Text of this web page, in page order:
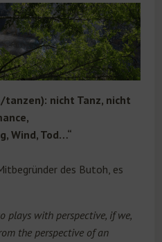
nicht Tanz, nicht
Wind, Tod…“
des Butoh, es
plays with perspective, if we,
the perspective of an